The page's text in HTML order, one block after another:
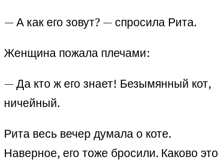
— А как его зовут? — спросила Рита.
Женщина пожала плечами:
— Да кто ж его знает! Безымянный кот,
ничейный.
Рита весь вечер думала о коте.
Наверное, его тоже бросили. Каково это